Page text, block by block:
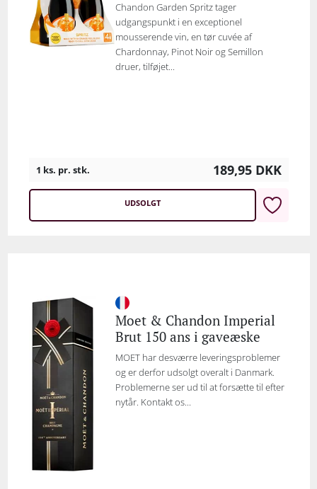
Chandon Garden Spritz tager
udgangspunkt i en exceptionel
mousserende vin, en tør cuvée af
Chardonnay, Pinot Noir og Semillon
druer, tilføjet...
1 ks. pr. stk. 189,95 DKK
UDSOLGT
Moet & Chandon Imperial
Brut 150 ans i gaveæske
MOET har desværre leveringsproblemer
og er derfor udsolgt overalt i Danmark.
Problemerne ser ud til at forsætte til efter
nytår. Kontakt os...